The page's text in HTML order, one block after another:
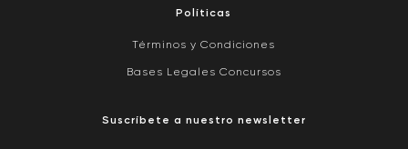
Políticas
Términos y Condiciones
Bases Legales Concursos
Suscríbete a nuestro newsletter